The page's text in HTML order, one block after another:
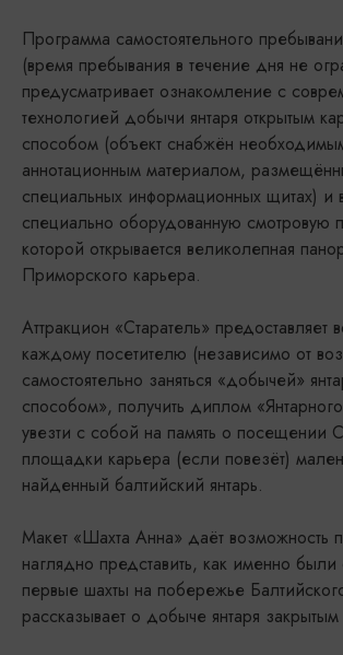
Программа самостоятельного
(время пребывания в течение дня не
предусматривает ознакомление с
технологией добычи янтаря открытым
способом (объект снабжён
аннотационным материалом,
специальных информационных щитах) и
специально оборудованную смотровую
которой открывается великолепная
Приморского карьера.
Аттракцион «Старатель» предоставляет
каждому посетителю (независимо от
самостоятельно заняться «добычей»
способом», получить диплом
увезти с собой на память о посещении
площадки карьера (если повезёт)
найденный балтийский янтарь.
Макет «Шахта Анна» даёт возможность
наглядно представить, как именно были
первые шахты на побережье
рассказывает о добыче янтаря